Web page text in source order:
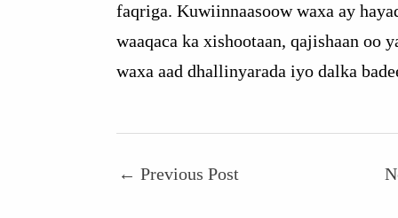
faqriga. Kuwiinnaasoow waxa ay
waaqaca ka xishootaan, qajishaan oo
waxa aad dhallinyarada iyo dalka
← Previous Post